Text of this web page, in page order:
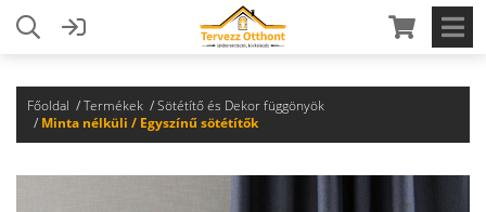
Főoldal Termékek
Sötétítő és Dekor függönyök
Minta nélküli / Egyszínű sötétítők